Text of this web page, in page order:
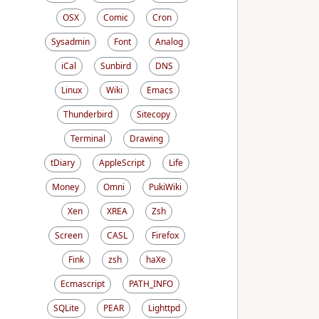
OSX Comic
Cron
Sysadmin
Font
Analog
iCal
Sunbird
DNS
Linux
Wiki
Emacs
Thunderbird
Sitecopy
Terminal
Drawing
tDiary
AppleScript
Life
Money
Omni
PukiWiki
Xen
XREA
Zsh
Screen
CASL
Firefox
Fink
zsh
haXe
Ecmascript
PATH_INFO
SQLite
PEAR Lighttpd